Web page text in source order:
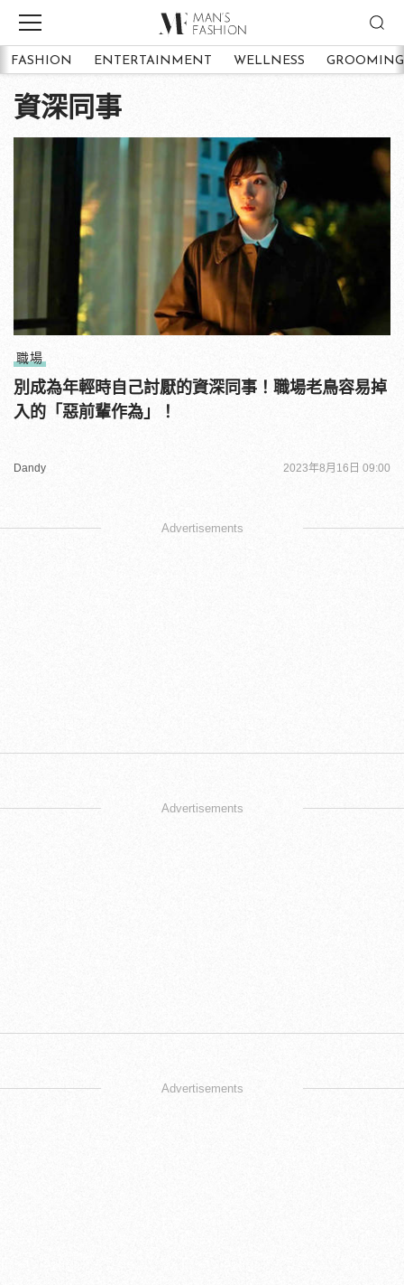
FASHION ENTERTAINMENT WELLNESS GROOMING
資深同事
職場
別成為年輕時自己討厭的資深同事！職場老鳥容易掉
入的「惡前輩作為」！
Dandy 2023年8月16日 09:00
Advertisements
Advertisements
Advertisements